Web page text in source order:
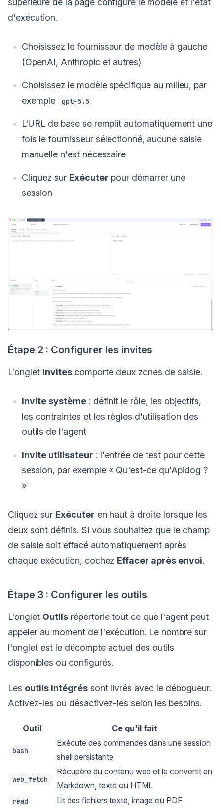
d'exécution.
Choisissez le fournisseur de modèle à gauche
(OpenAI, Anthropic et autres)
Choisissez le modèle spécifique au milieu, par
exemple
gpt-5.5
L'URL de base se remplit automatiquement une
fois le fournisseur sélectionné, aucune saisie
manuelle n'est nécessaire
Cliquez sur Exécuter pour démarrer une
session
Étape 2 : Configurer les invites
L'onglet Invites comporte deux zones de saisie.
Invite système : définit le rôle, les objectifs,
les contraintes et les règles d'utilisation des
outils de l'agent
Invite utilisateur : l'entrée de test pour cette
session, par exemple « Qu'est-ce qu'Apidog ?
»
Cliquez sur Exécuter en haut à droite lorsque les
deux sont définis. Si vous souhaitez que le champ
de saisie soit effacé automatiquement après
chaque exécution, cochez Effacer après envoi.
Étape 3 : Configurer les outils
L'onglet Outils répertorie tout ce que l'agent peut
appeler au moment de l'exécution. Le nombre sur
l'onglet est le décompte actuel des outils
disponibles ou configurés.
Les outils intégrés sont livrés avec le débogueur.
Activez-les ou désactivez-les selon les besoins.
Outil Ce qu'il fait
bash
Exécute des commandes dans une session
shell persistante
web_fetch
Récupère du contenu web et le convertit en
Markdown, texte ou HTML
read Lit des fichiers texte, image ou PDF